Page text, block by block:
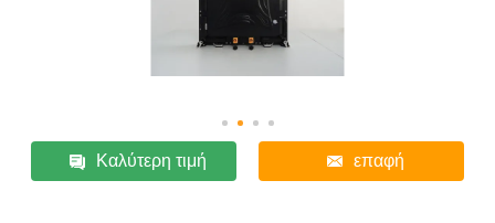
Καλύτερη τιμή επαφή